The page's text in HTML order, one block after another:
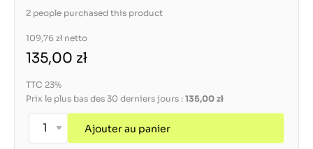
2 people purchased this product
109,76 zł netto
135,00 zł
TTC 23%
Prix le plus bas des 30 derniers jours : 135,00 zł
Ajouter au panier